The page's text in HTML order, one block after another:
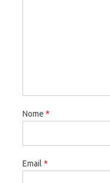
Nome *
Email *